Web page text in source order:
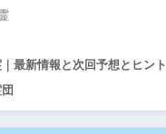
最新情報と次回予想とヒント